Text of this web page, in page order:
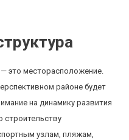
это месторасположение.
районе будет
на динамику развития
строительству
узлам, пляжам,